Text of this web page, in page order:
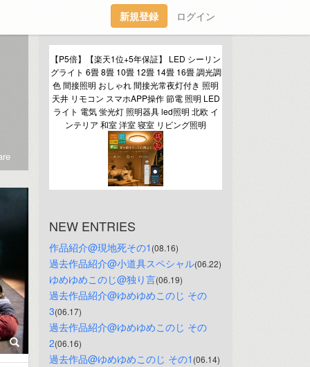
新規登録 ログイン
【P5倍】【楽天1位+5年保証】 LED シーリン
グライト 6畳 8畳 10畳 12畳 14畳 16畳 調光調
色 間接照明 おしゃれ 間接光常夜灯付き 照明
天井 リモコン スマホAPP操作 節電 照明 LED
ライト 電気 蛍光灯 照明器具 led照明 北欧 イ
ンテリア 和室 洋室 寝室 リビング照明
NEW ENTRIES
作品紹介@現地死その1 (08.16)
過去作品紹介@小道具スペシャル(06.22)
ゆめゆめこのじ@独り言(06.19)
過去作品紹介@ゆめゆめこのじ その
3(06.17)
過去作品紹介@ゆめゆめこのじ その
2(06.16)
過去作品@ゆめゆめこのじ その1 (06.14)